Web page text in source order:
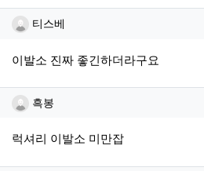
티스베님의 댓글
티스베
이발소 진짜 좋긴하더라구요
흑봉님의 댓글
흑봉
럭셔리 이발소 미만잡